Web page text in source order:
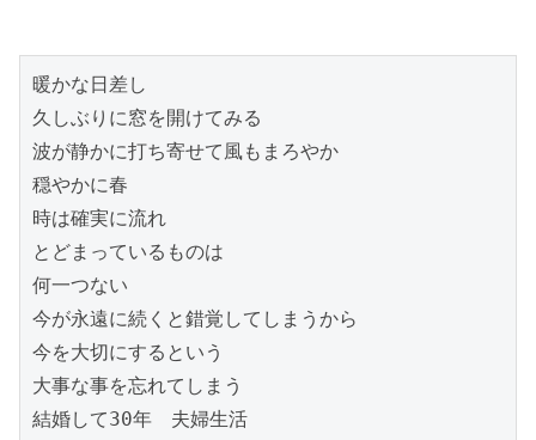
暖かな日差し
久しぶりに窓を開けてみる
波が静かに打ち寄せて風もまろやか
穏やかに春
時は確実に流れ
とどまっているものは
何一つない
今が永遠に続くと錯覚してしまうから
今を大切にするという
大事な事を忘れてしまう
結婚して30年　夫婦生活